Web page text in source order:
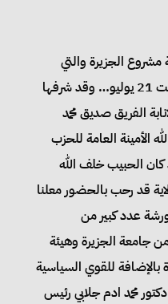
الجزيرة والتي
عقدت بدار الحزب بودمدني السبت 21 يوليو… وقد شرفها
الفريق صديق محمد
الأمينة العامة للحزب
الحبيب خلف الله
قد رحب بالحضور معلنا
عدد كبير من
جامعة الجزيرة وهيئة
بالإضافة للقوي السياسية
محمد ادم جلابي رئيس